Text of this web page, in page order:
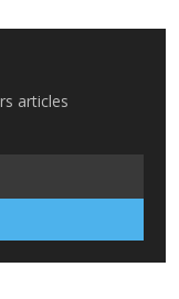
articles